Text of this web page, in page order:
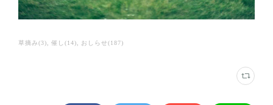
草摘み(3) 催し (14) おしらせ(187)